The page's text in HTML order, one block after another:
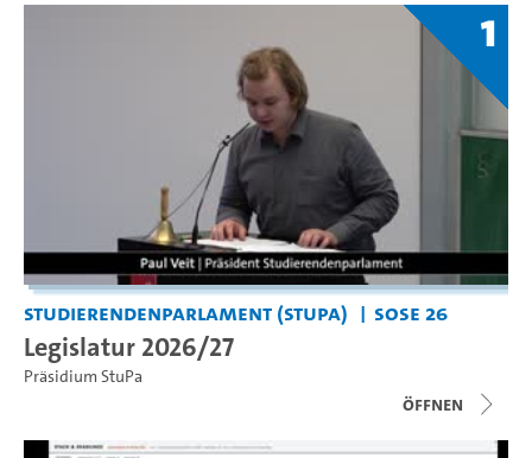
1
Studierendenparlament (StuPa) SoSe 26
Legislatur 2026/27
Präsidium StuPa
Öffnen